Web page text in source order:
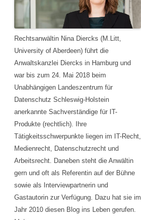
Rechtsanwältin Nina Diercks (M.Litt,
University of Aberdeen) führt die
Anwaltskanzlei Diercks in Hamburg und
war bis zum 24. Mai 2018 beim
Unabhängigen Landeszentrum für
Datenschutz Schleswig-Holstein
anerkannte Sachverständige für IT-
Produkte (rechtlich). Ihre
Tätigkeitsschwerpunkte liegen im IT-Recht,
Medienrecht, Datenschutzrecht und
Arbeitsrecht. Daneben steht die Anwältin
gern und oft als Referentin auf der Bühne
sowie als Interviewpartnerin und
Gastautorin zur Verfügung. Dazu hat sie im
Jahr 2010 diesen Blog ins Leben gerufen.